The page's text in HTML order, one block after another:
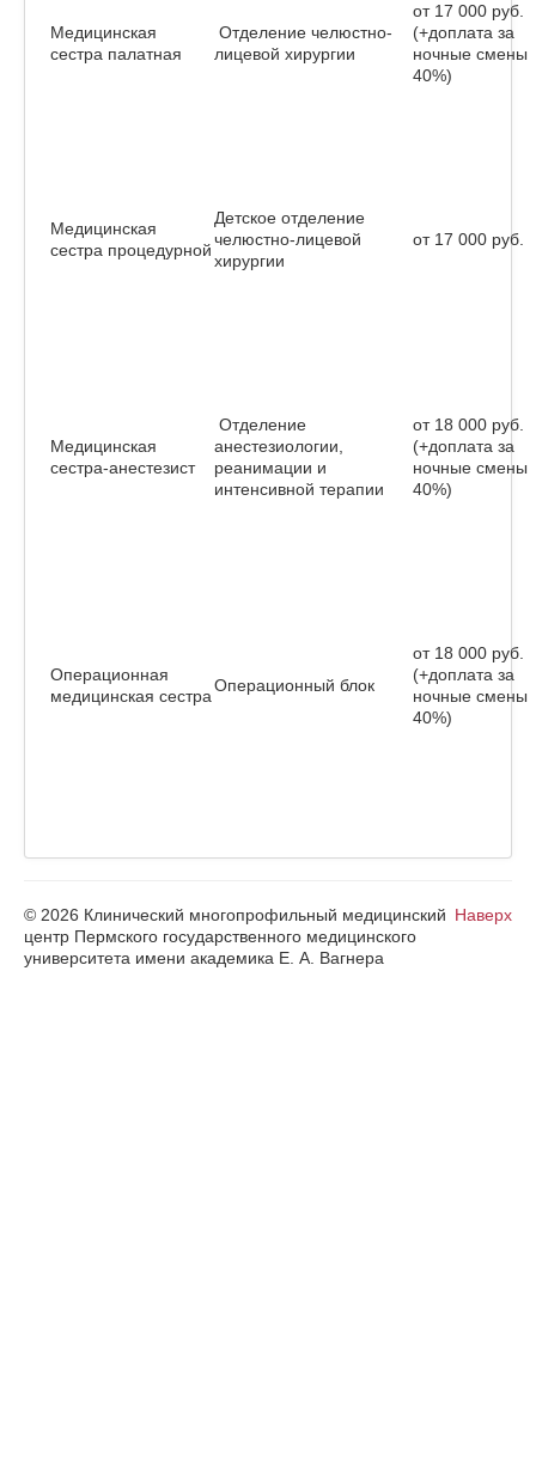
Медицинская
сестра палатная
Отделение челюстно-
лицевой хирургии
от 17 000 руб.
(+доплата за
ночные смены
40%)
Медицинская
сестра процедурной
Детское отделение
челюстно-лицевой
хирургии
от 17 000 руб.
Медицинская
сестра-анестезист
Отделение
анестезиологии,
реанимации и
интенсивной терапии
от 18 000 руб.
(+доплата за
ночные смены
40%)
Операционная
медицинская сестра
Операционный блок
от 18 000 руб.
(+доплата за
ночные смены
40%)
Наверх
© 2026 Клинический многопрофильный медицинский
центр Пермского государственного медицинского
университета имени академика Е. А. Вагнера